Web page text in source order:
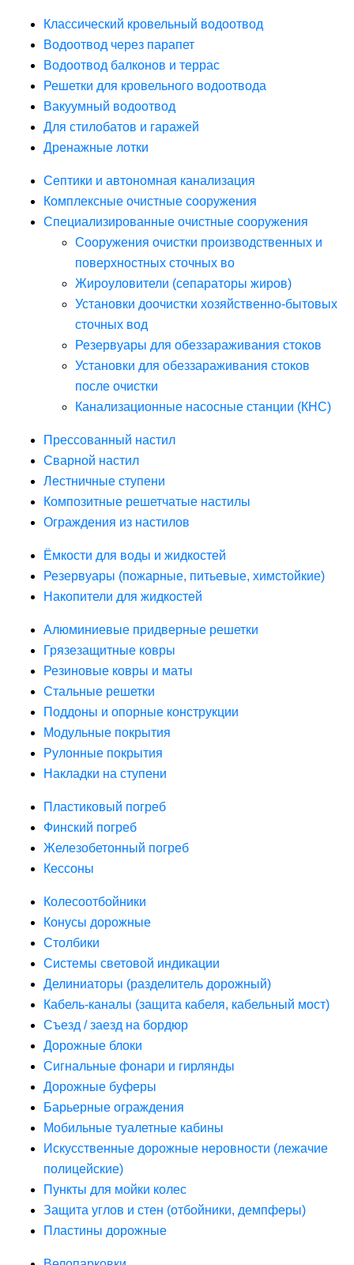
Классический кровельный водоотвод
Водоотвод через парапет
Водоотвод балконов и террас
Решетки для кровельного водоотвода
Вакуумный водоотвод
Для стилобатов и гаражей
Дренажные лотки
Септики и автономная канализация
Комплексные очистные сооружения
Специализированные очистные сооружения
Сооружения очистки производственных и
поверхностных сточных во
Жироуловители (сепараторы жиров)
Установки доочистки хозяйственно-бытовых
сточных вод
Резервуары для обеззараживания стоков
Установки для обеззараживания стоков
после очистки
Канализационные насосные станции (КНС)
Прессованный настил
Сварной настил
Лестничные ступени
Композитные решетчатые настилы
Ограждения из настилов
Ёмкости для воды и жидкостей
Резервуары (пожарные, питьевые, химстойкие)
Накопители для жидкостей
Алюминиевые придверные решетки
Грязезащитные ковры
Резиновые ковры и маты
Стальные решетки
Поддоны и опорные конструкции
Модульные покрытия
Рулонные покрытия
Накладки на ступени
Пластиковый погреб
Финский погреб
Железобетонный погреб
Кессоны
Колесоотбойники
Конусы дорожные
Столбики
Системы световой индикации
Делиниаторы (разделитель дорожный)
Кабель-каналы (защита кабеля, кабельный мост)
Съезд / заезд на бордюр
Дорожные блоки
Сигнальные фонари и гирлянды
Дорожные буферы
Барьерные ограждения
Мобильные туалетные кабины
Искусственные дорожные неровности (лежачие
полицейские)
Пункты для мойки колес
Защита углов и стен (отбойники, демпферы)
Пластины дорожные